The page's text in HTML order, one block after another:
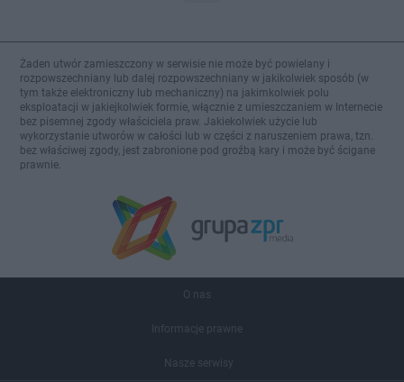
Żaden utwór zamieszczony w serwisie nie może być powielany i
rozpowszechniany lub dalej rozpowszechniany w jakikolwiek sposób (w
tym także elektroniczny lub mechaniczny) na jakimkolwiek polu
eksploatacji w jakiejkolwiek formie, włącznie z umieszczaniem w Internecie
bez pisemnej zgody właściciela praw. Jakiekolwiek użycie lub
wykorzystanie utworów w całości lub w części z naruszeniem prawa, tzn.
bez właściwej zgody, jest zabronione pod groźbą kary i może być ścigane
prawnie.
O nas
Informacje prawne
Nasze serwisy